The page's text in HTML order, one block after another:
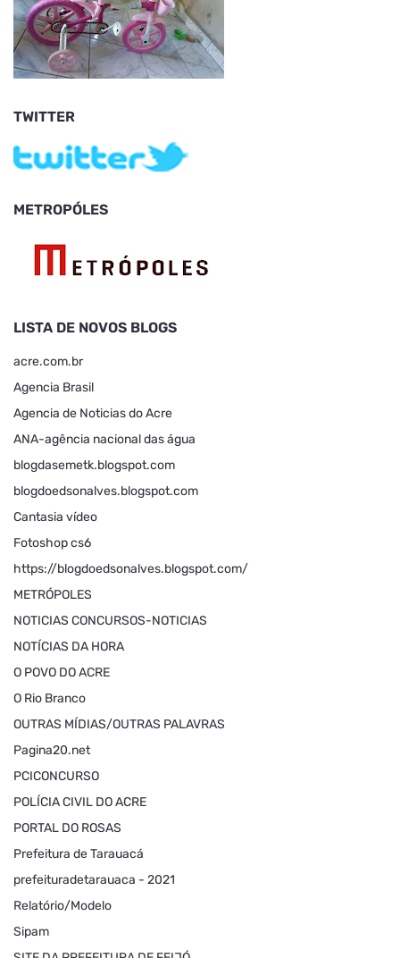
TWITTER
METROPÓLES
LISTA DE NOVOS BLOGS
acre.com.br
Agencia Brasil
Agencia de Noticias do Acre
ANA-agência nacional das água
blogdasemetk.blogspot.com
blogdoedsonalves.blogspot.com
Cantasia vídeo
Fotoshop cs6
https://blogdoedsonalves.blogspot.com/
METRÓPOLES
NOTICIAS CONCURSOS-NOTICIAS
NOTÍCIAS DA HORA
O POVO DO ACRE
O Rio Branco
OUTRAS MÍDIAS/OUTRAS PALAVRAS
Pagina20.net
PCICONCURSO
POLÍCIA CIVIL DO ACRE
PORTAL DO ROSAS
Prefeitura de Tarauacá
prefeituradetarauaca - 2021
Relatório/Modelo
Sipam